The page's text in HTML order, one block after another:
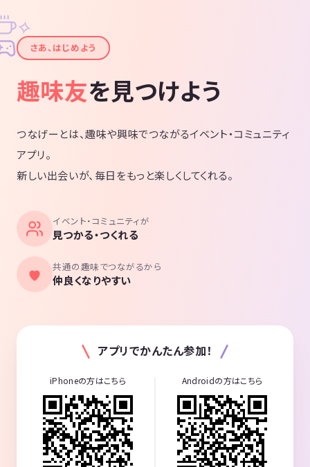
✦
✧
さあ、はじめよう
趣味友を見つけよう
つなげーとは、趣味や興味でつながるイベント・コミュニティ
アプリ。
新しい出会いが、毎日をもっと楽しくしてくれる。
イベント・コミュニティが
見つかる・つくれる
共通の趣味でつながるから
仲良くなりやすい
アプリでかんたん参加！
iPhoneの方はこちら Androidの方はこちら